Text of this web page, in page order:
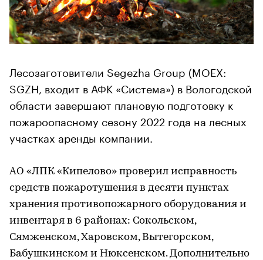
Лесозаготовители Segezha Group (MOEX:
SGZH, входит в АФК «Система») в Вологодской
области завершают плановую подготовку к
пожароопасному сезону 2022 года на лесных
участках аренды компании.
АО «ЛПК «Кипелово» проверил исправность
средств пожаротушения в десяти пунктах
хранения противопожарного оборудования и
инвентаря в 6 районах: Сокольском,
Сямженском, Харовском, Вытегорском,
Бабушкинском и Нюксенском. Дополнительно